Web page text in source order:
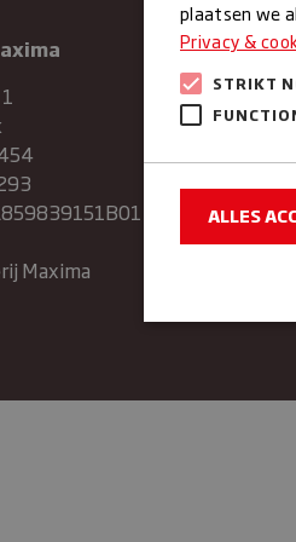
Maxima
plaatsen we
Privacy &
STRIKT
ALLES
Strikt